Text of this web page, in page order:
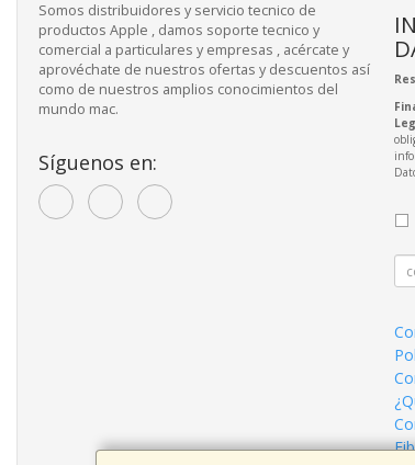
Somos distribuidores y servicio tecnico de
productos Apple , damos soporte tecnico y
comercial a particulares y empresas , acércate y
aprovéchate de nuestros ofertas y descuentos así
como de nuestros amplios conocimientos del
mundo mac.
Síguenos en: